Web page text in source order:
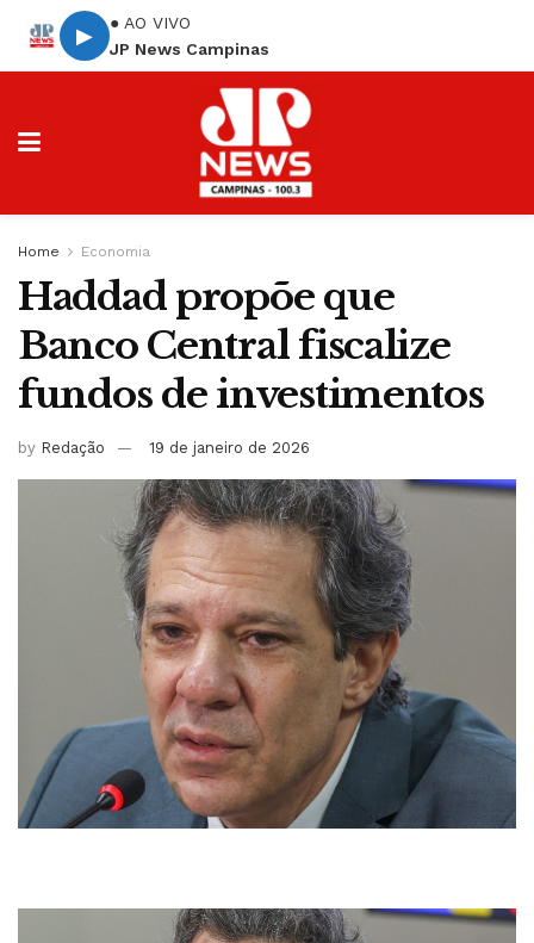
▶
● AO VIVO
JP News Campinas
Home Economia
Haddad propõe que
Banco Central fiscalize
fundos de investimentos
by Redação 19 de janeiro de 2026